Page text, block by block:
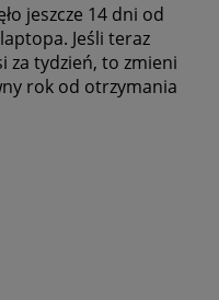
jeszcze 14 dni od
Jeśli teraz
za tydzień, to zmieni
rok od otrzymania